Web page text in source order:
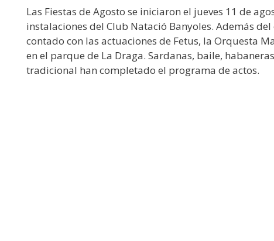
Las Fiestas de Agosto se iniciaron el jueves 11 de
instalaciones del Club Natació Banyoles. Además
contado con las actuaciones de Fetus, la Orquesta
en el parque de La Draga. Sardanas, baile,
tradicional han completado el programa de actos.